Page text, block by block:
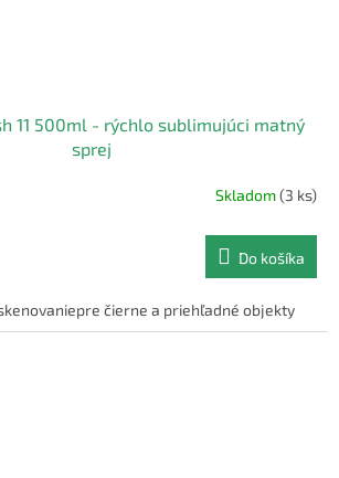
11 500ml - rýchlo sublimujúci matný
sprej
Skladom(3 ks)
Do košíka
čierne a priehľadné objekty